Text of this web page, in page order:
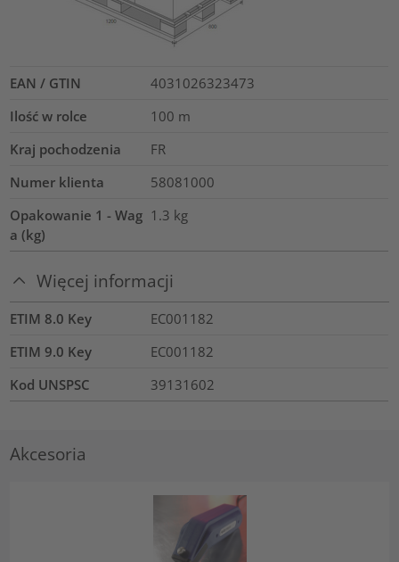
EAN / GTIN
4031026323473
Ilość w rolce
100 m
Kraj pochodzenia
FR
Numer klienta
58081000
Opakowanie 1 - Wag
a (kg)
1.3 kg
Więcej informacji
ETIM 8.0 Key
EC001182
ETIM 9.0 Key
EC001182
Kod UNSPSC
39131602
Akcesoria